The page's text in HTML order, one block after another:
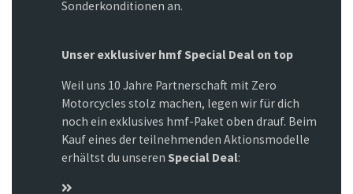
Sonderkonditionen an.
Unser exklusiver hmf Special Deal on top
Weil uns 10 Jahre Partnerschaft mit Zero
Motorcycles stolz machen, legen wir für dich
noch ein exklusives hmf-Paket oben drauf. Beim
Kauf eines der teilnehmenden Aktionsmodelle
erhältst du unseren Special Deal: